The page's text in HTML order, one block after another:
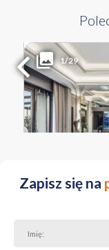
1/29Liczba pokoi
3
Zapisz się na